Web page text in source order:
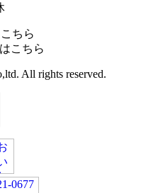
All rights reserved.